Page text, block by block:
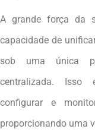
A grande força da
capacidade de
sob uma única
centralizada. Isso
configurar e
proporcionando uma